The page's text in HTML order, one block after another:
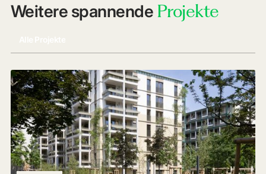
Weitere spannende Projekte